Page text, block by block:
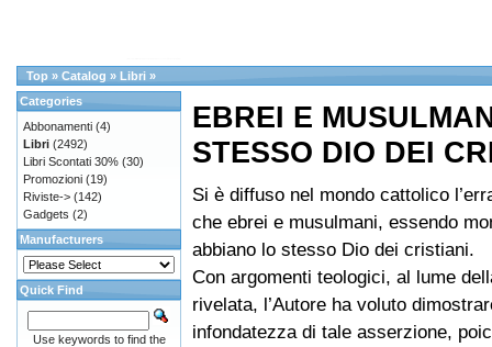
Top » Catalog » Libri »
EBREI E
STESSO DIO DEI
Si è diffuso nel mondo cattolico
che ebrei e musulmani, essendo
abbiano lo stesso Dio dei cristiani.
Con argomenti teologici, al lume
rivelata, l’Autore ha voluto
infondatezza di tale asserzione,
Categories
Abbonamenti (4)
Libri (2492)
Libri Scontati 30% (30)
Promozioni (19)
Riviste-> (142)
Gadgets (2)
Manufacturers
Quick Find
Use keywords to find the